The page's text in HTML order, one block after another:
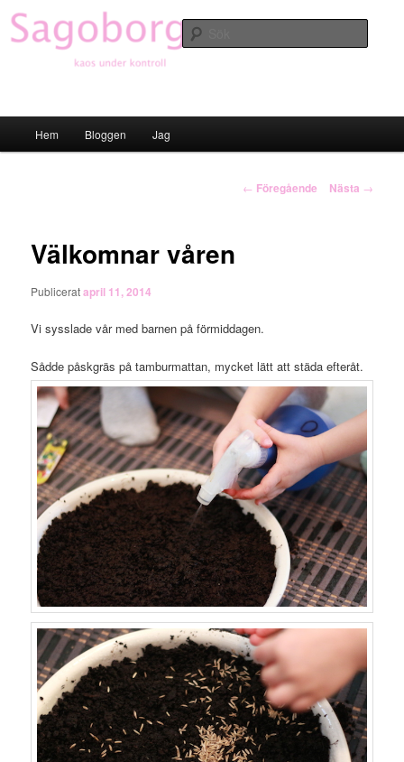
Hoppa
till
primärt
Hem Bloggen Jag
Inläggsnavigering
← Föregående Nästa →
Välkomnar våren
Publiceratapril 11, 2014
Vi sysslade vår med barnen på förmiddagen.
Sådde påskgräs på tamburmattan, mycket lätt att städa efteråt.